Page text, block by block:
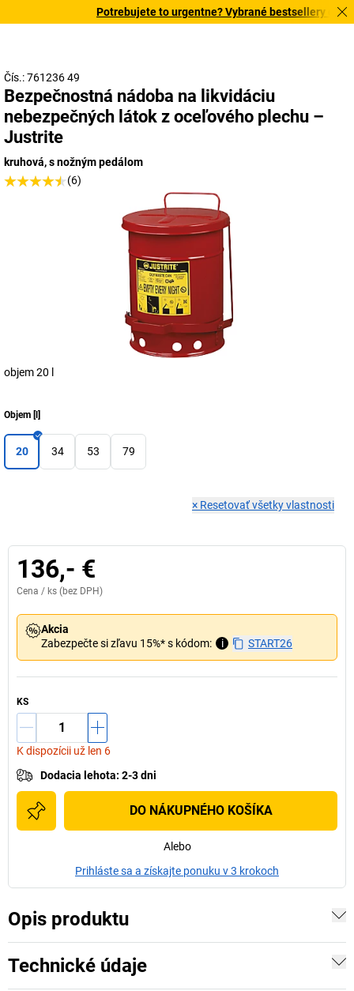
Potrebujete to urgentne? Vybrané bestsellery
Čís.: 761236 49
Bezpečnostná nádoba na likvidáciu
nebezpečných látok z oceľového plechu –
Justrite
kruhová, s nožným pedálom
(6)
objem 20 l
Objem [l]
20 34 53 79
× Resetovať všetky vlastnosti
136,- €
Cena / ks (bez DPH)
Akcia
Zabezpečte si zľavu 15%* s kódom:
i START26
KS
K dispozícii už len 6
Dodacia lehota: 2-3 dni
DO NÁKUPNÉHO KOŠÍKA
Alebo
Prihláste sa a získajte ponuku v 3 krokoch
Opis produktu
Technické údaje